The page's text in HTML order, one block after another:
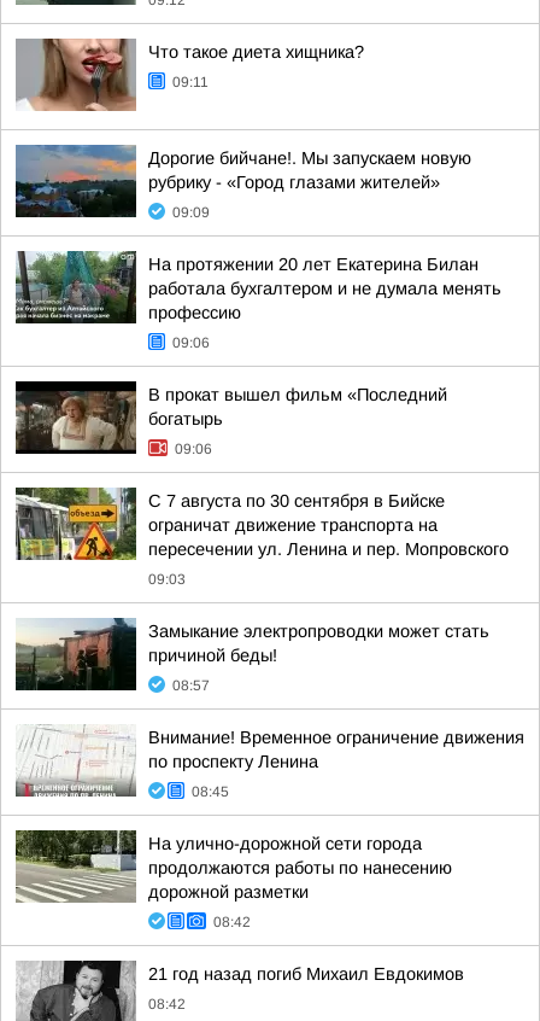
Что такое диета хищника?
09:11
Дорогие бийчане!. Мы запускаем новую
рубрику - «Город глазами жителей»
09:09
На протяжении 20 лет Екатерина Билан
работала бухгалтером и не думала менять
профессию
09:06
В прокат вышел фильм «Последний
богатырь
09:06
С 7 августа по 30 сентября в Бийске
ограничат движение транспорта на
пересечении ул. Ленина и пер. Мопровского
09:03
Замыкание электропроводки может стать
причиной беды!
08:57
Внимание! Временное ограничение движения
по проспекту Ленина
08:45
На улично-дорожной сети города
продолжаются работы по нанесению
дорожной разметки
08:42
21 год назад погиб Михаил Евдокимов
08:42